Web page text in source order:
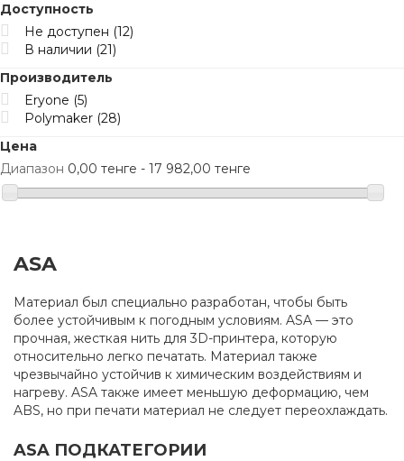
Доступность
Не доступен (12)
В наличии (21)
Производитель
Eryone (5)
Polymaker (28)
Цена
Диапазон 0,00 тенге - 17 982,00 тенге
ASA
Материал был специально разработан, чтобы быть
более устойчивым к погодным условиям. ASA — это
прочная, жесткая нить для 3D-принтера, которую
относительно легко печатать. Материал также
чрезвычайно устойчив к химическим воздействиям и
нагреву. ASA также имеет меньшую деформацию, чем
ABS, но при печати материал не следует переохлаждать.
ASA ПОДКАТЕГОРИИ